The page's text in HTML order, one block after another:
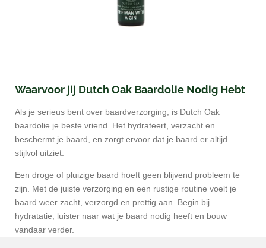
Waarvoor jij Dutch Oak Baardolie Nodig Hebt
Als je serieus bent over baardverzorging, is Dutch Oak
baardolie je beste vriend. Het hydrateert, verzacht en
beschermt je baard, en zorgt ervoor dat je baard er altijd
stijlvol uitziet.
Een droge of pluizige baard hoeft geen blijvend probleem te
zijn. Met de juiste verzorging en een rustige routine voelt je
baard weer zacht, verzorgd en prettig aan. Begin bij
hydratatie, luister naar wat je baard nodig heeft en bouw
vandaar verder.